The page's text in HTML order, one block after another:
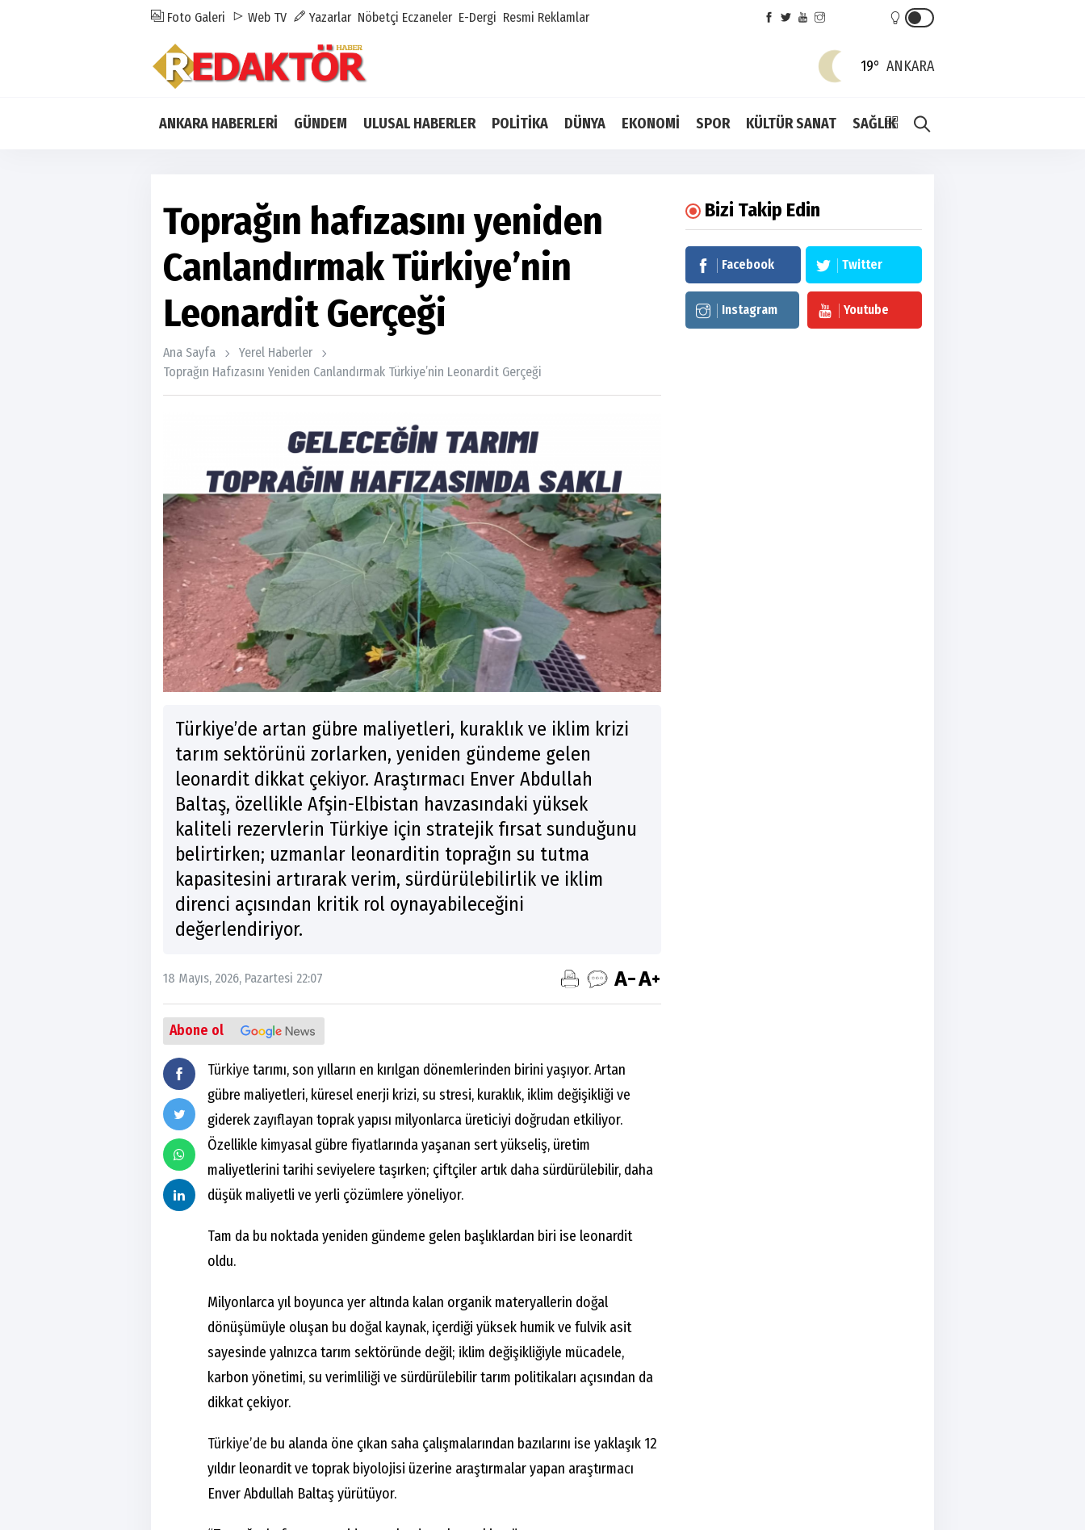
Foto Galeri Web TV Yazarlar Nöbetçi Eczaneler E-Dergi Resmi Reklamlar
19° ANKARA
ANKARA HABERLERİ GÜNDEM ULUSAL HABERLER POLİTİKA DÜNYA EKONOMİ SPOR KÜLTÜR SANAT SAĞLIK
Toprağın hafızasını yeniden
Canlandırmak Türkiye’nin
Leonardit Gerçeği
Ana Sayfa
Yerel Haberler
Toprağın Hafızasını Yeniden Canlandırmak Türkiye’nin Leonardit Gerçeği
Türkiye’de artan gübre maliyetleri, kuraklık ve iklim krizi
tarım sektörünü zorlarken, yeniden gündeme gelen
leonardit dikkat çekiyor. Araştırmacı Enver Abdullah
Baltaş, özellikle Afşin-Elbistan havzasındaki yüksek
kaliteli rezervlerin Türkiye için stratejik fırsat sunduğunu
belirtirken; uzmanlar leonarditin toprağın su tutma
kapasitesini artırarak verim, sürdürülebilirlik ve iklim
direnci açısından kritik rol oynayabileceğini
değerlendiriyor.
18 Mayıs, 2026, Pazartesi 22:07
Abone ol
Türkiye tarımı, son yılların en kırılgan dönemlerinden birini yaşıyor. Artan
gübre maliyetleri, küresel enerji krizi, su stresi, kuraklık, iklim değişikliği ve
giderek zayıflayan toprak yapısı milyonlarca üreticiyi doğrudan etkiliyor.
Özellikle kimyasal gübre fiyatlarında yaşanan sert yükseliş, üretim
maliyetlerini tarihi seviyelere taşırken; çiftçiler artık daha sürdürülebilir, daha
düşük maliyetli ve yerli çözümlere yöneliyor.
Tam da bu noktada yeniden gündeme gelen başlıklardan biri ise leonardit
oldu.
Milyonlarca yıl boyunca yer altında kalan organik materyallerin doğal
dönüşümüyle oluşan bu doğal kaynak, içerdiği yüksek humik ve fulvik asit
sayesinde yalnızca tarım sektöründe değil; iklim değişikliğiyle mücadele,
karbon yönetimi, su verimliliği ve sürdürülebilir tarım politikaları açısından da
dikkat çekiyor.
Türkiye’de bu alanda öne çıkan saha çalışmalarından bazılarını ise yaklaşık 12
yıldır leonardit ve toprak biyolojisi üzerine araştırmalar yapan araştırmacı
Enver Abdullah Baltaş yürütüyor.
Bizi Takip Edin
Facebook Twitter
Instagram Youtube